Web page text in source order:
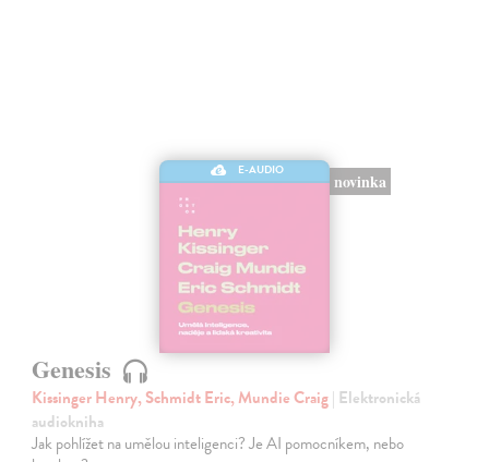
E-AUDIO
novinka
Genesis
Kissinger Henry, Schmidt Eric, Mundie Craig| Elektronická
audiokniha
Jak pohlížet na umělou inteligenci? Je AI pomocníkem, nebo